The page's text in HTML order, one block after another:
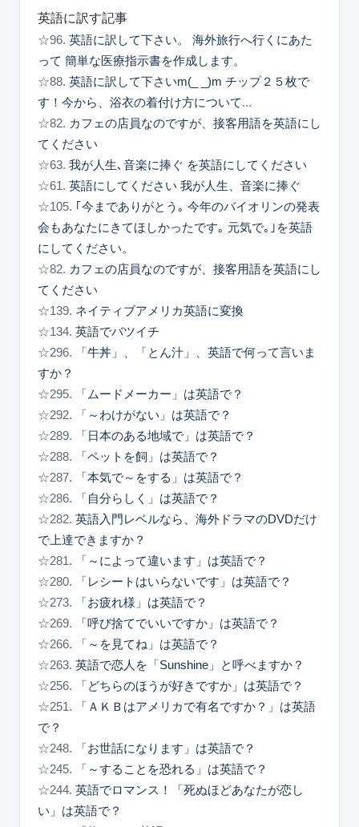
英語に訳す記事
☆96. 英語に訳して下さい。 海外旅行へ行くにあた
って 簡単な医療指示書を作成します。
☆88. 英語に訳して下さいm(_ _)m チップ２５枚で
す！今から、浴衣の着付け方について...
☆82. カフェの店員なのですが、接客用語を英語にし
てください
☆63. 我が人生､音楽に捧ぐ を英語にしてください
☆61. 英語にしてください 我が人生、音楽に捧ぐ
☆105. ｢今までありがとう｡ 今年のバイオリンの発表
会もあなたにきてほしかったです｡ 元気で｡｣を英語
にしてください。
☆82. カフェの店員なのですが、接客用語を英語にし
てください
☆139. ネイティブアメリカ英語に変換
☆134. 英語でバツイチ
☆296.
「牛丼」、「とん汁」、英語で何って言いま
すか？
☆295.
「ムードメーカー」は英語で？
☆292.
「～わけがない」は英語で？
☆289.
「日本のある地域で」は英語で？
☆288.
「ペットを飼」は英語で？
☆287.
「本気で～をする」は英語で？
☆286.
「自分らしく」は英語で？
☆282. 英語入門レベルなら、海外ドラマのDVDだけ
で上達できますか？
☆281.
「～によって違います」は英語で？
☆280.
「レシートはいらないです」は英語で？
☆273.
「お疲れ様」は英語で？
☆269.
「呼び捨てでいいですか」は英語で？
☆266.
「～を見てね」は英語で？
☆263. 英語で恋人を「Sunshine」と呼べますか？
☆256.
「どちらのほうが好きですか」は英語で？
☆251.
「ＡＫＢはアメリカで有名ですか？」は英語
で？
☆248.
「お世話になります」は英語で？
☆245.
「～することを恐れる」は英語で？
☆244. 英語でロマンス！「死ぬほどあなたが恋し
い」は英語で？